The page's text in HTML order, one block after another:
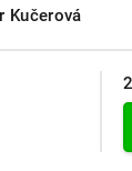
Kučerová